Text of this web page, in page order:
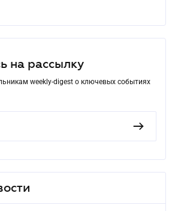
на рассылку
weekly-digest о ключевых событиях